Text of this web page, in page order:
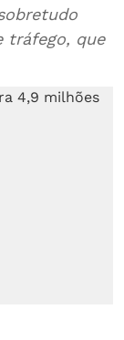
tráfego, que